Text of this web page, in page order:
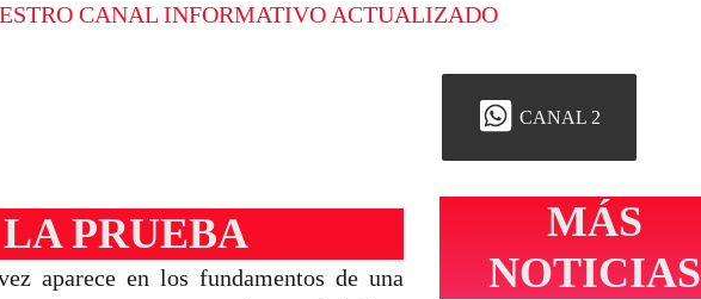
CANAL INFORMATIVO ACTUALIZADO
CANAL 2
PRUEBA
aparece en los fundamentos de una
MÁS
NOTICIAS